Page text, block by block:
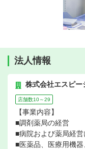
法人情報
株式会社エスピー
店舗数10～29
【事業内容】
■調剤薬局の経営
■病院および薬局経
■医薬品、医療用機